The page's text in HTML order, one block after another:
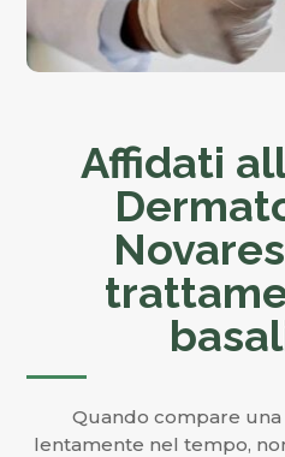
Affidati
Quando compare
lentamente nel tempo,